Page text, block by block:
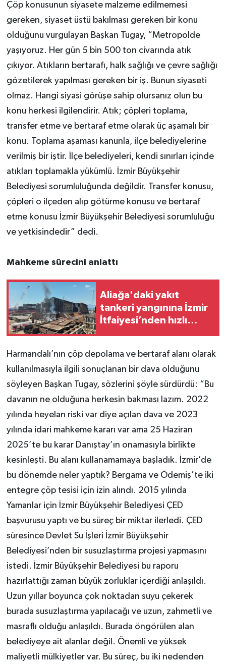
Çöp konusunun siyasete malzeme edilmemesi
gereken, siyaset üstü bakılması gereken bir konu
olduğunu vurgulayan Başkan Tugay, “Metropolde
yaşıyoruz. Her gün 5 bin 500 ton civarında atık
çıkıyor. Atıkların bertarafı, halk sağlığı ve çevre sağlığı
gözetilerek yapılması gereken bir iş. Bunun siyaseti
olmaz. Hangi siyasi görüşe sahip olursanız olun bu
konu herkesi ilgilendirir. Atık; çöpleri toplama,
transfer etme ve bertaraf etme olarak üç aşamalı bir
konu. Toplama aşaması kanunla, ilçe belediyelerine
verilmiş bir iştir. İlçe belediyeleri, kendi sınırları içinde
atıkları toplamakla yükümlü. İzmir Büyükşehir
Belediyesi sorumluluğunda değildir. Transfer konusu,
çöpleri o ilçeden alıp götürme konusu ve bertaraf
etme konusu İzmir Büyükşehir Belediyesi sorumluluğu
ve yetkisindedir” dedi.
Mahkeme sürecini anlattı
Aliağa'daki yakıt
tankeri yangınına İzmir
İtfaiyesi’nden hızlı
Harmandalı’nın çöp depolama ve bertaraf alanı olarak
kullanılmasıyla ilgili sonuçlanan bir dava olduğunu
söyleyen Başkan Tugay, sözlerini şöyle sürdürdü: “Bu
davanın ne olduğuna herkesin bakması lazım. 2022
yılında heyelan riski var diye açılan dava ve 2023
yılında idari mahkeme kararı var ama 25 Haziran
2025’te bu karar Danıştay’ın onamasıyla birlikte
kesinleşti. Bu alanı kullanamamaya başladık. İzmir’de
bu dönemde neler yaptık? Bergama ve Ödemiş’te iki
entegre çöp tesisi için izin alındı. 2015 yılında
Yamanlar için İzmir Büyükşehir Belediyesi ÇED
başvurusu yaptı ve bu süreç bir miktar ilerledi. ÇED
süresince Devlet Su İşleri İzmir Büyükşehir
Belediyesi’nden bir susuzlaştırma projesi yapmasını
istedi. İzmir Büyükşehir Belediyesi bu raporu
hazırlattığı zaman büyük zorluklar içerdiği anlaşıldı.
Uzun yıllar boyunca çok noktadan suyu çekerek
burada susuzlaştırma yapılacağı ve uzun, zahmetli ve
masraflı olduğu anlaşıldı. Burada öngörülen alan
belediyeye ait alanlar değil. Önemli ve yüksek
maliyetli mülkiyetler var. Bu süreç, bu iki nedenden